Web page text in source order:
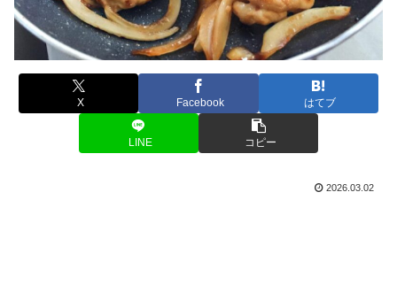
X Facebook はてブ
LINE コピー
2026.03.02